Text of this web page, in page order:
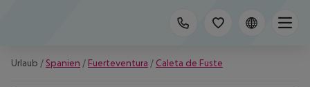
Urlaub / Spanien / Fuerteventura / Caleta de Fuste